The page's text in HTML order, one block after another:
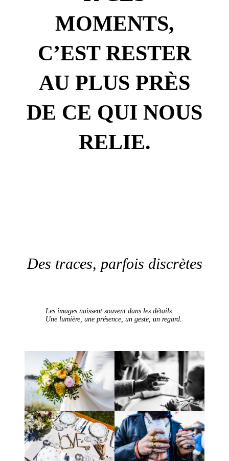
MOMENTS,
C’EST RESTER
AU PLUS PRÈS
DE CE QUI NOUS
RELIE.
Des traces, parfois discrètes
Les images naissent souvent dans les détails.
Une lumière, une présence, un geste, un regard.